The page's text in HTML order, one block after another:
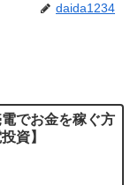
daida1234
でお金を稼ぐ方
資】